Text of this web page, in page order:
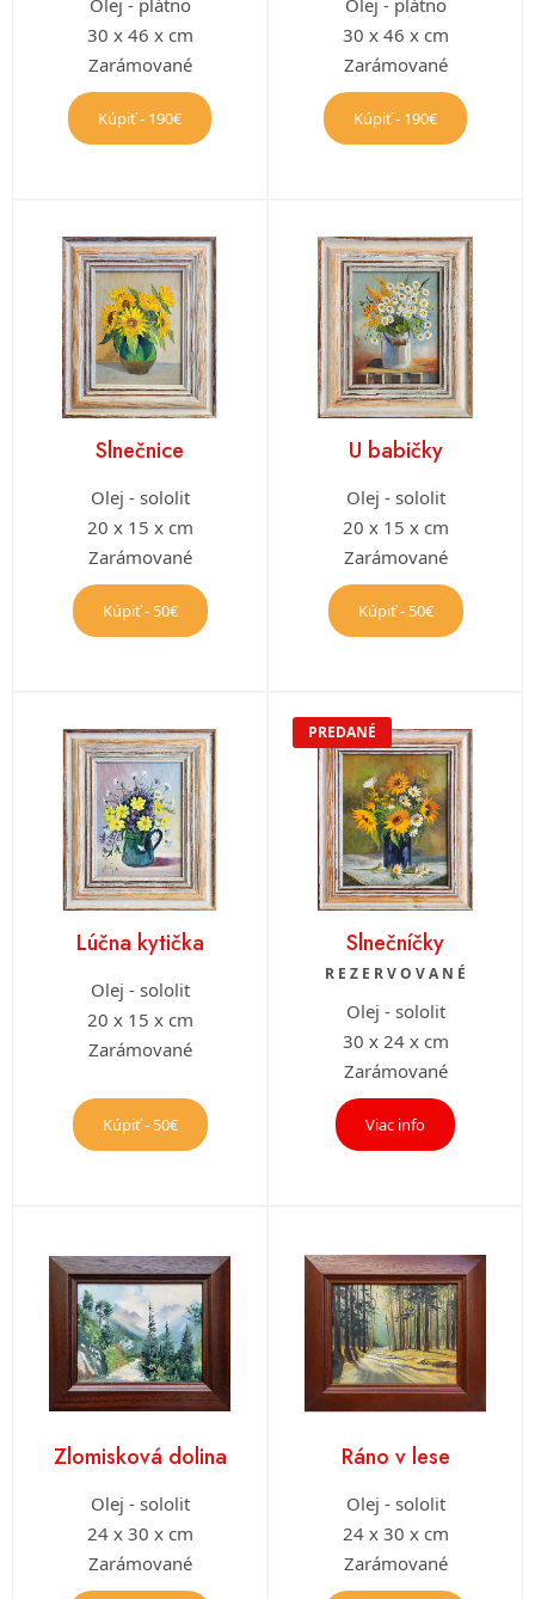
30 x 46 x cm
Zarámované
Kúpiť - 190€
30 x 46 x cm
Zarámované
Kúpiť - 190€
Slnečnice
Olej - sololit
20 x 15 x cm
Zarámované
Kúpiť - 50€
U babičky
Olej - sololit
20 x 15 x cm
Zarámované
Kúpiť - 50€
Lúčna kytička
Olej - sololit
20 x 15 x cm
Zarámované
Kúpiť - 50€
PREDANÉ
Slnečníčky
R E Z E R V O V A N É
Olej - sololit
30 x 24 x cm
Zarámované
Viac info
Zlomisková dolina
Olej - sololit
24 x 30 x cm
Zarámované
Ráno v lese
Olej - sololit
24 x 30 x cm
Zarámované